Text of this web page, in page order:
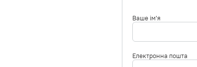
Ваше ім'я
Електронна пошта